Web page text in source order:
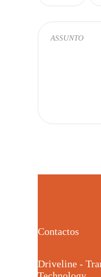
Contactos
Driveline -